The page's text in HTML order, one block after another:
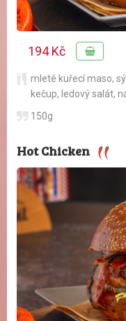
194 Kč
mleté kuřecí maso,
kečup, ledový salát,
150g
Hot Chicken